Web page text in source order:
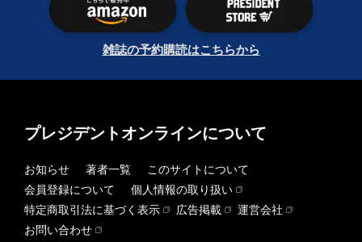
雑誌の予約購読はこちらから
プレジデントオンラインについて
お知らせ 著者一覧
このサイトについて
会員登録について
個人情報の取り扱い
特定商取引法に基づく表示
広告掲載
運営会社
お問い合わせ